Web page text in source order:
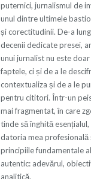
puternici, jurnalismul de
unul dintre ultimele
și corectitudinii. De-a
decenii dedicate presei,
unui jurnalist nu este
faptele, ci și de a le
contextualiza și de a le
pentru cititori. Într-un
mai fragmentat, în care
tinde să înghită
datoria mea profesională
principiile fundamentale
autentic: adevărul,
analitică.